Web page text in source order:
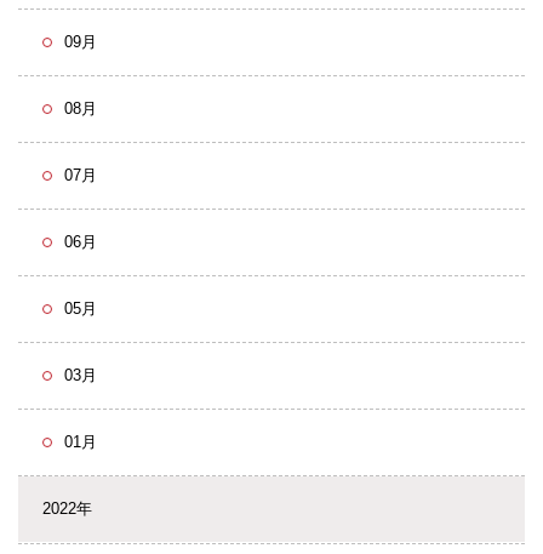
09月
08月
07月
06月
05月
03月
01月
2022年